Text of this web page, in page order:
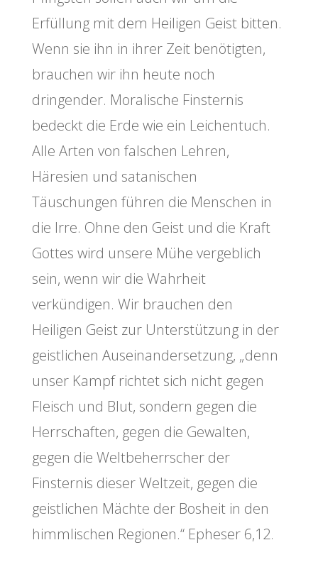
Erfüllung mit dem Heiligen Geist bitten.
Wenn sie ihn in ihrer Zeit benötigten,
brauchen wir ihn heute noch
dringender. Moralische Finsternis
bedeckt die Erde wie ein Leichentuch.
Alle Arten von falschen Lehren,
Häresien und satanischen
Täuschungen führen die Menschen in
die Irre. Ohne den Geist und die Kraft
Gottes wird unsere Mühe vergeblich
sein, wenn wir die Wahrheit
verkündigen. Wir brauchen den
Heiligen Geist zur Unterstützung in der
geistlichen Auseinandersetzung, „denn
unser Kampf richtet sich nicht gegen
Fleisch und Blut, sondern gegen die
Herrschaften, gegen die Gewalten,
gegen die Weltbeherrscher der
Finsternis dieser Weltzeit, gegen die
geistlichen Mächte der Bosheit in den
himmlischen Regionen.“ Epheser 6,12.